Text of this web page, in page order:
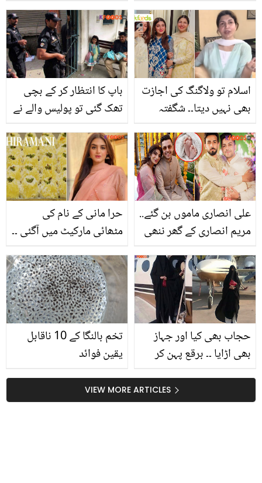
طعنہ ! جادیہ افگن اولاد کی
خواہش سے متعلق بتاتے
ہوئے
باپ کا انتظار کر کے بچی
تھک گئی تو پولیس والے نے
کانسٹیبل کی رحم دلی کا
ایسا واقعہ جس نے عوام
کے دل جیت لئے
اسلام تو ولاگنگ کی اجازت
بھی نہیں دیتا۔۔ شگفتہ
تنقید پر ایسا کیا جواب دیا
جو ان پر ہی الٹا پڑ گیا؟
حرا مانی کے نام کی
مٹھائی مارکیٹ میں آگئی ۔۔
رہی ہے اور اس پراداکارہ نے
کیا ردعمل دیا؟ دیکھیں
علی انصاری ماموں بن گئے..
مریم انصاری کے گھر ننھی
رکھا؟
تخم بالنگا کے 10 ناقابل
یقین فوائد
حجاب بھی کیا اور جہاز
بھی اڑایا ۔۔ برقع پہن کر
پائلٹ جو غریبوں کی مدد
بھی کرت ہیں، دیکھیے
VIEW MORE ARTICLES